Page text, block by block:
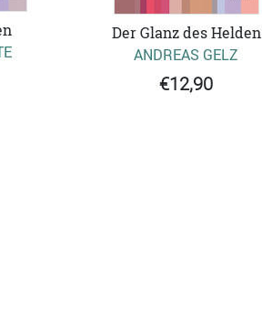
Der Glanz des Helden
ANDREAS GELZ
€12,90